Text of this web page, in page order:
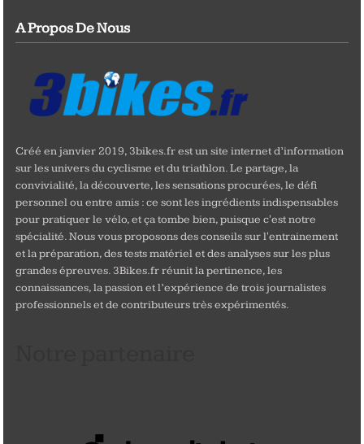
A Propos De Nous
Créé en janvier 2019, 3bikes.fr est un site internet d’information
sur les univers du cyclisme et du triathlon. Le partage, la
convivialité, la découverte, les sensations procurées, le défi
personnel ou entre amis : ce sont les ingrédients indispensables
pour pratiquer le vélo, et ça tombe bien, puisque c'est notre
spécialité. Nous vous proposons des conseils sur l'entrainement
et la préparation, des tests matériel et des analyses sur les plus
grandes épreuves. 3Bikes.fr réunit la pertinence, les
connaissances, la passion et l’expérience de trois journalistes
professionnels et de contributeurs très expérimentés.